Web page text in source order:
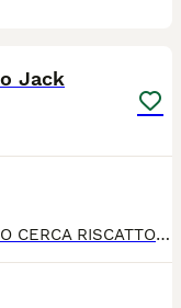
Jack
🩵 JACK 🩵 🐾 UN PICCOLO GUERRIERO CERCA RISCATTO 🐾 La vita non è iniziata nel migliore dei modi per questo splendido gattino maschio di appena 2 mesi e mezzo. 💔 Jack ha già conosciuto il lato più duro del mondo, la sfortuna e l'abbandono, ma nei suoi occhi c'è solo una grandissima voglia di vivere e di fidarsi ancora degli umani. 😍 Età: 2 mesi e mezzo circa Sesso: maschietto Carattere: Inizialmente un po' timido (e come biasimarlo?), ma appena capisce che sei un amico si scioglie in fusa e giochini. 🥰 Jack , ha superato il peggio, ora manca solo il miracolo più grande: una famiglia vera. 🏡 Si affida vaccinato, sverminato e microchippato. Non lasciamo che la sfortuna decida il suo futuro. Cambiamo la sua storia insieme! Jack si trova ad Avellino, ma per buona adozione arriva ovunque 🚙 Per info Vittoria cell 346 543 3552 via whatsapp ☎️ Grazie 🙏